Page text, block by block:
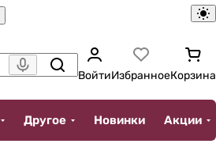
ВойтиИзбранноеКорзина
Другое Новинки Акции